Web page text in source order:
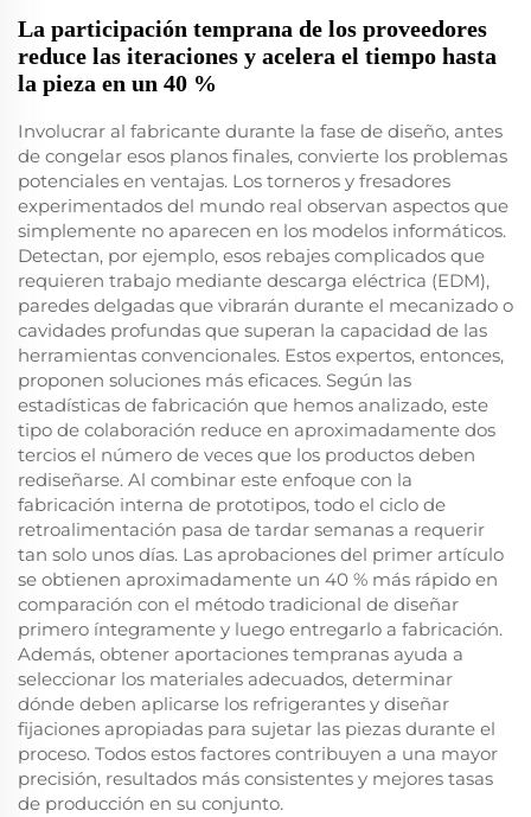
La participación temprana de los proveedores
reduce las iteraciones y acelera el tiempo hasta
la pieza en un 40 %
Involucrar al fabricante durante la fase de diseño, antes
de congelar esos planos finales, convierte los problemas
potenciales en ventajas. Los torneros y fresadores
experimentados del mundo real observan aspectos que
simplemente no aparecen en los modelos informáticos.
Detectan, por ejemplo, esos rebajes complicados que
requieren trabajo mediante descarga eléctrica (EDM),
paredes delgadas que vibrarán durante el mecanizado o
cavidades profundas que superan la capacidad de las
herramientas convencionales. Estos expertos, entonces,
proponen soluciones más eficaces. Según las
estadísticas de fabricación que hemos analizado, este
tipo de colaboración reduce en aproximadamente dos
tercios el número de veces que los productos deben
rediseñarse. Al combinar este enfoque con la
fabricación interna de prototipos, todo el ciclo de
retroalimentación pasa de tardar semanas a requerir
tan solo unos días. Las aprobaciones del primer artículo
se obtienen aproximadamente un 40 % más rápido en
comparación con el método tradicional de diseñar
primero íntegramente y luego entregarlo a fabricación.
Además, obtener aportaciones tempranas ayuda a
seleccionar los materiales adecuados, determinar
dónde deben aplicarse los refrigerantes y diseñar
fijaciones apropiadas para sujetar las piezas durante el
proceso. Todos estos factores contribuyen a una mayor
precisión, resultados más consistentes y mejores tasas
de producción en su conjunto.